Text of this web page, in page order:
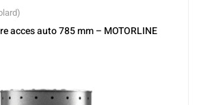
acces auto 785 mm – MOTORLINE